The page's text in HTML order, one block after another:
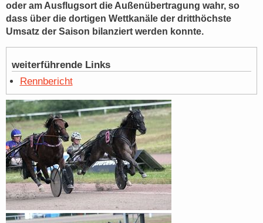
oder am Ausflugsort die Außenübertragung wahr, so
dass über die dortigen Wettkanäle der dritthöchste
Umsatz der Saison bilanziert werden konnte.
weiterführende Links
Rennbericht